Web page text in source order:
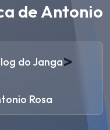
de Antonio
do Janga>
Rosa